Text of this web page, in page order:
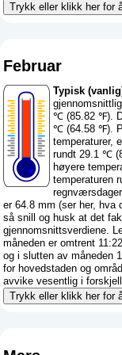
Trykk eller klikk her for
Februar
Typisk
℃ (85.82 ℉).
℃ (64.58 ℉).
temperaturer,
rundt 29.1 ℃
høyere
temperaturen
er 64.8 mm (ser her, hva
så snill og husk at det
gjennomsnittsverdiene.
måneden er omtrent
og i slutten av måneden
for hovedstaden og
avvike vesentlig i
Trykk eller klikk her for